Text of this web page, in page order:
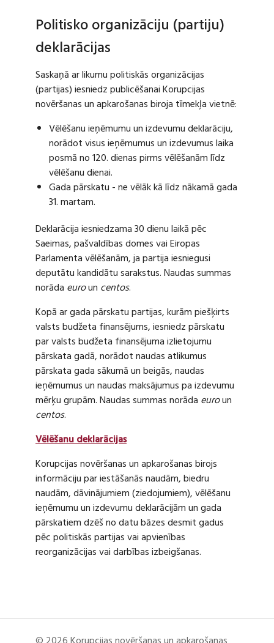
Politisko organizāciju (partiju)
deklarācijas
Saskaņā ar likumu politiskās organizācijas
(partijas) iesniedz publicēšanai Korupcijas
novēršanas un apkarošanas biroja tīmekļa vietnē:
Vēlēšanu ieņēmumu un izdevumu deklarāciju,
norādot visus ieņēmumus un izdevumus laika
posmā no 120. dienas pirms vēlēšanām līdz
vēlēšanu dienai.
Gada pārskatu - ne vēlāk kā līdz nākamā gada
31. martam.
Deklarācija iesniedzama 30 dienu laikā pēc
Saeimas, pašvaldības domes vai Eiropas
Parlamenta vēlēšanām, ja partija iesniegusi
deputātu kandidātu sarakstus. Naudas summas
norāda euroun centos.
Kopā ar gada pārskatu partijas, kurām piešķirts
valsts budžeta finansējums, iesniedz pārskatu
par valsts budžeta finansējuma izlietojumu
pārskata gadā, norādot naudas atlikumus
pārskata gada sākumā un beigās, naudas
ieņēmumus un naudas maksājumus pa izdevumu
mērķu grupām. Naudas summas norāda euroun
centos.
Vēlēšanu deklarācijas
Korupcijas novēršanas un apkarošanas birojs
informāciju par iestāšanās naudām, biedru
naudām, dāvinājumiem (ziedojumiem), vēlēšanu
ieņēmumu un izdevumu deklarācijām un gada
pārskatiem dzēš no datu bāzes desmit gadus
pēc politiskās partijas vai apvienības
reorganizācijas vai darbības izbeigšanas.